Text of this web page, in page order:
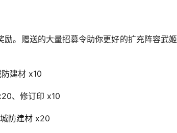
。赠送的大量招募令助你更好的扩充阵容武姬
建材 x10
、修订印 x10
防建材 x20